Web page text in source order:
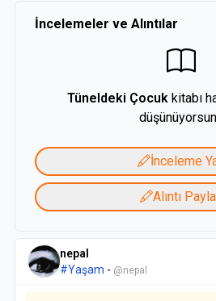
İncelemeler ve Alıntılar
Tüneldeki Çocukkitabı
İnceleme
Alıntı
nepal
#Yaşam - @nepal